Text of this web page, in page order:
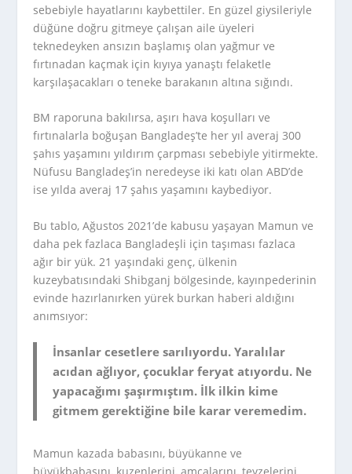
sebebiyle hayatlarını kaybettiler. En güzel giysileriyle
düğüne doğru gitmeye çalışan aile üyeleri
teknedeyken ansızın başlamış olan yağmur ve
fırtınadan kaçmak için kıyıya yanaştı felaketle
karşılaşacakları o teneke barakanın altına sığındı.
BM raporuna bakılırsa, aşırı hava koşulları ve
fırtınalarla boğuşan Bangladeş’te her yıl averaj 300
şahıs yaşamını yıldırım çarpması sebebiyle yitirmekte.
Nüfusu Bangladeş’in neredeyse iki katı olan ABD’de
ise yılda averaj 17 şahıs yaşamını kaybediyor.
Bu tablo, Ağustos 2021’de kabusu yaşayan Mamun ve
daha pek fazlaca Bangladeşli için taşıması fazlaca
ağır bir yük. 21 yaşındaki genç, ülkenin
kuzeybatısındaki Shibganj bölgesinde, kayınpederinin
evinde hazırlanırken yürek burkan haberi aldığını
anımsıyor:
İnsanlar cesetlere sarılıyordu. Yaralılar
acıdan ağlıyor, çocuklar feryat atıyordu. Ne
yapacağımı şaşırmıştım. İlk ilkin kime
gitmem gerektiğine bile karar veremedim.
Mamun kazada babasını, büyükanne ve